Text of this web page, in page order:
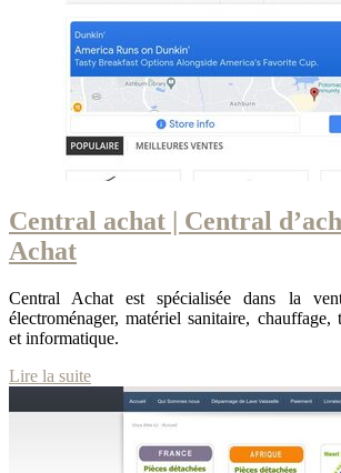
Central achat | Central
Achat
Central Achat est spécialisée dans la
électroménager, matériel sanitaire,
et informatique.
Lire la suite